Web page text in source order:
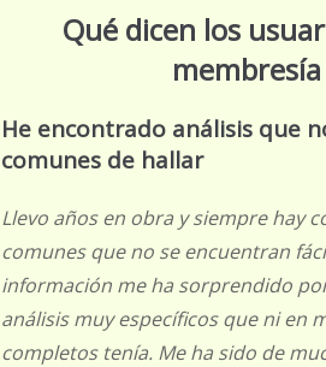
Qué dicen los
membresía
He encontrado análisis que
comunes de hallar
Llevo años en obra y siempre hay
comunes que no se encuentran
información me ha sorprendido
análisis muy específicos que ni en
completos tenía. Me ha sido de